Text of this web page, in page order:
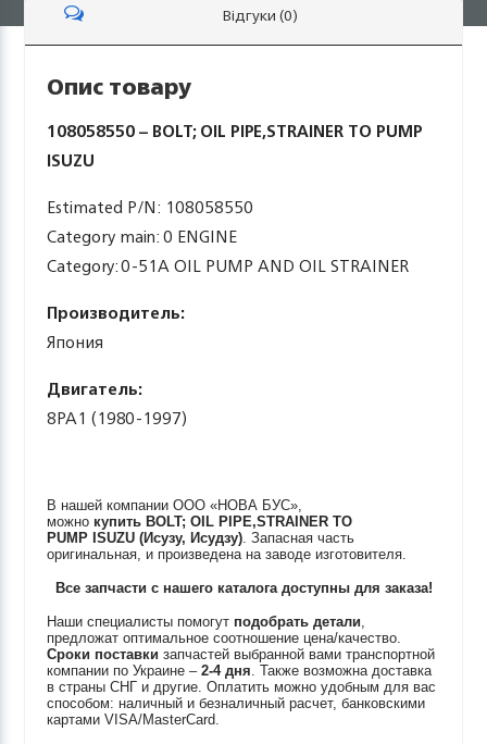
Відгуки (0)
Опис товару
108058550 – BOLT; OIL PIPE,STRAINER TO PUMP
ISUZU
Estimated P/N: 108058550
Category main: 0 ENGINE
Category: 0-51A OIL PUMP AND OIL STRAINER
Производитель:
Япония
Двигатель:
8PA1 (1980-1997)
В нашей компании ООО «НОВА БУС»,
можно купить BOLT; OIL PIPE,STRAINER TO
PUMP ISUZU (Исузу, Исудзу). Запасная часть
оригинальная, и произведена на заводе изготовителя.
Все запчасти с нашего каталога доступны для заказа!
Наши специалисты помогут подобрать детали,
предложат оптимальное соотношение цена/качество.
Сроки поставки запчастей выбранной вами транспортной
компании по Украине –2-4 дня. Также возможна доставка
в страны СНГ и другие. Оплатить можно удобным для вас
способом: наличный и безналичный расчет, банковскими
картами VISA/MasterCard.